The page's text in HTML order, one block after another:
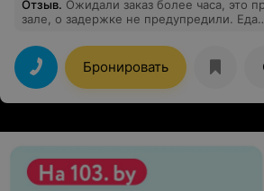
Отзыв. Ожидали заказ более часа, это
зале, о задержке не предупредили. Еда
Бронировать